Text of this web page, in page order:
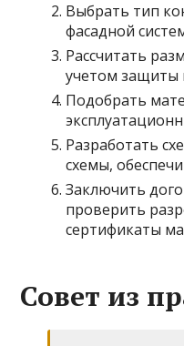
Выбрать тип
фасадной
Рассчитать
учетом защиты
Подобрать
Разработать
схемы,
Заключить
проверить
сертификаты
Совет из